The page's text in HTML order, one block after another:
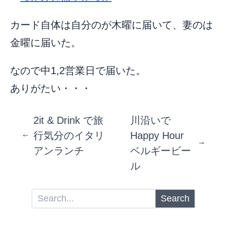
カード自体は自分のが木曜に届いて、妻のは
金曜に届いた。
なので中1,2営業日で届いた。
ありがたい・・・
2it & Drink で旅
行気分のイタリ
アンランチ
川沿いで
Happy Hour
ベルギービー
ル
Search